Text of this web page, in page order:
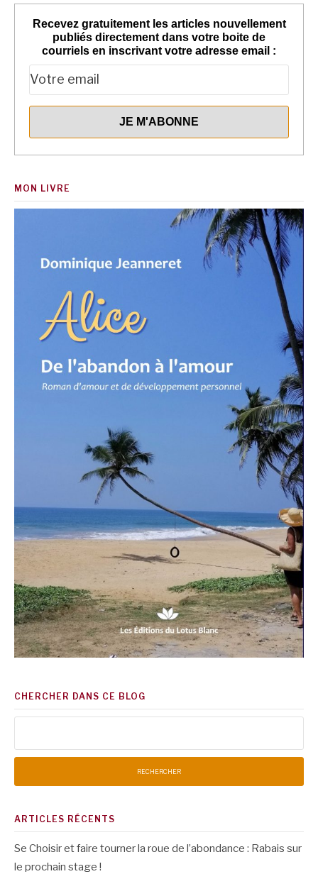
Recevez gratuitement les articles nouvellement
publiés directement dans votre boite de
courriels en inscrivant votre adresse email :
MON LIVRE
CHERCHER DANS CE BLOG
ARTICLES RÉCENTS
Se Choisir et faire tourner la roue de l’abondance : Rabais sur
le prochain stage !